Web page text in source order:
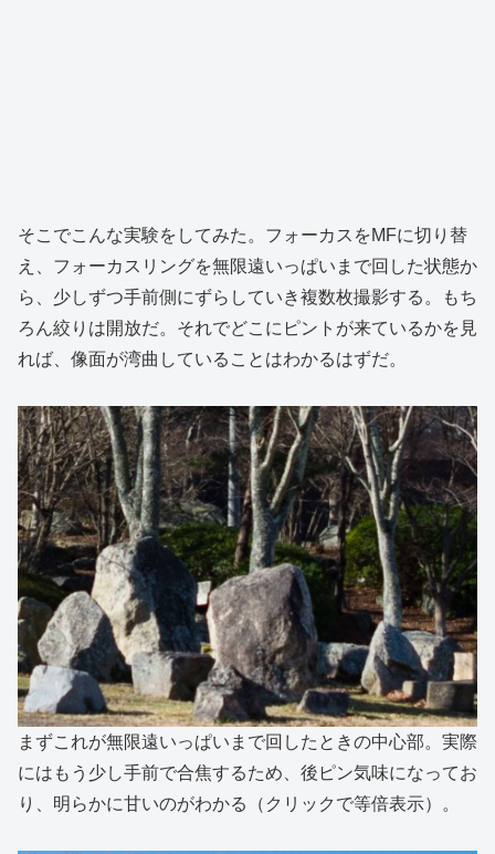
そこでこんな実験をしてみた。フォーカスをMFに切り替
え、フォーカスリングを無限遠いっぱいまで回した状態か
ら、少しずつ手前側にずらしていき複数枚撮影する。もち
ろん絞りは開放だ。それでどこにピントが来ているかを見
れば、像面が湾曲していることはわかるはずだ。
まずこれが無限遠いっぱいまで回したときの中心部。実際
にはもう少し手前で合焦するため、後ピン気味になってお
り、明らかに甘いのがわかる（クリックで等倍表示）。